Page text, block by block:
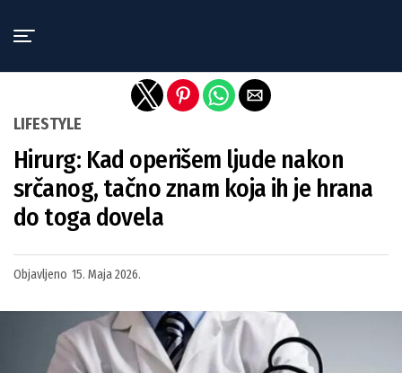
LIFESTYLE
Hirurg: Kad operišem ljude nakon
srčanog, tačno znam koja ih je hrana
do toga dovela
Objavljeno 15. Maja 2026.